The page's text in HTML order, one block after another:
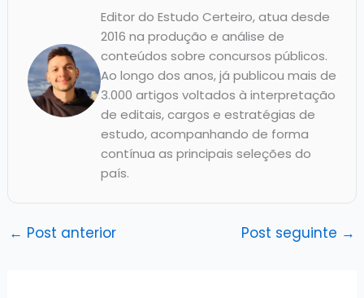
Editor do Estudo Certeiro, atua desde
2016 na produção e análise de
conteúdos sobre concursos públicos.
Ao longo dos anos, já publicou mais de
3.000 artigos voltados à interpretação
de editais, cargos e estratégias de
estudo, acompanhando de forma
contínua as principais seleções do
país.
← Post anterior Post seguinte →